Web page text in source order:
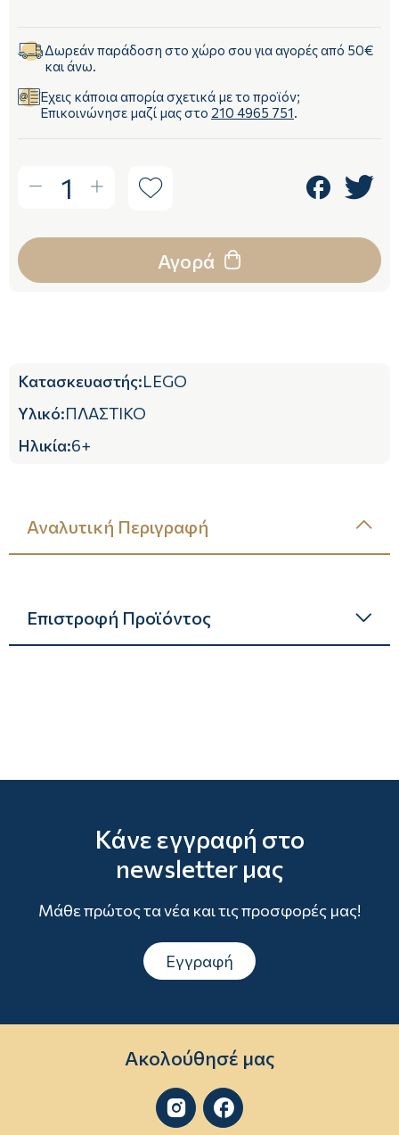
Δωρεάν παράδοση στο χώρο σου για αγορές από 50€
και άνω.
Έχεις κάποια απορία σχετικά με το προϊόν;
Επικοινώνησε μαζί μας στο 210 4965 751.
1
Αγορά
Κατασκευαστής:LEGO
Υλικό:ΠΛΑΣΤΙΚΟ
Ηλικία:6+
Αναλυτική Περιγραφή
Επιστροφή Προϊόντος
Κάνε εγγραφή στο
newsletter μας
Μάθε πρώτος τα νέα και τις προσφορές μας!
Εγγραφή
Ακολούθησέ μας
 